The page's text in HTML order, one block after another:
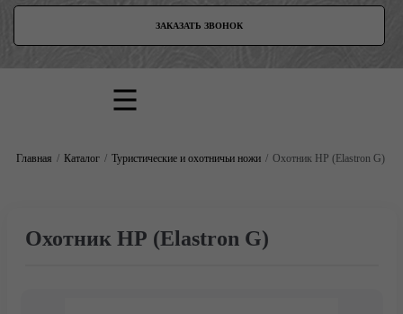
ЗАКАЗАТЬ ЗВОНОК
Главная Каталог Туристические и охотничьи ножи Охотник НР (Elastron G)
Охотник НР (Elastron G)